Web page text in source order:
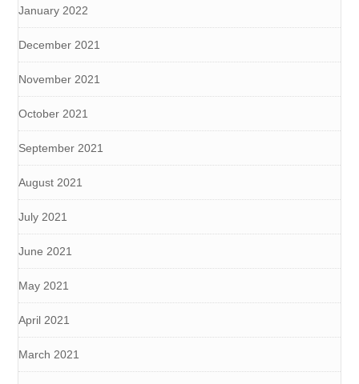
January 2022
December 2021
November 2021
October 2021
September 2021
August 2021
July 2021
June 2021
May 2021
April 2021
March 2021